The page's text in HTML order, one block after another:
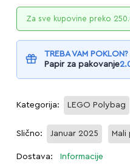
Za sve kupovine preko
TREBA VAM POKLON?
Papir za pakovanje
Kategorija: LEGO Polybag
Slično: Januar 2025 Mali
Dostava: Informacije